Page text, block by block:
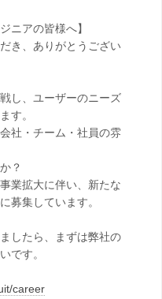
ニアの皆様へ】
き、ありがとうござい
し、ユーザーのニーズ
す。
社・チーム・社員の雰
？
業拡大に伴い、新たな
募集しています。
したら、まずは弊社の
です。
career